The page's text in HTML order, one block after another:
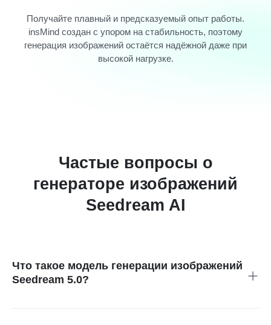
Получайте плавный и предсказуемый опыт работы.
insMind создан с упором на стабильность, поэтому
генерация изображений остаётся надёжной даже при
высокой нагрузке.
Частые вопросы о
генераторе изображений
Seedream AI
Что такое модель генерации изображений
Seedream 5.0?